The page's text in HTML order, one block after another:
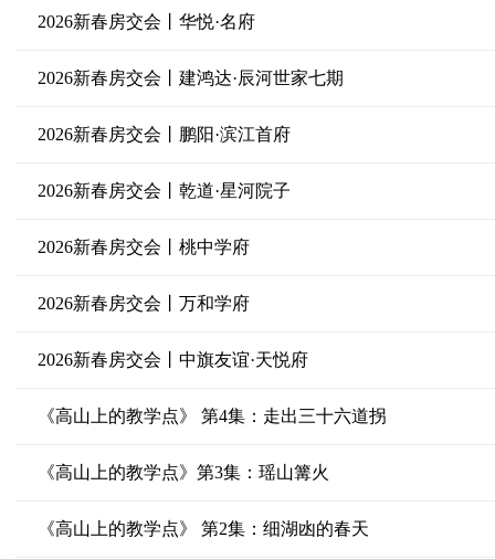
2026新春房交会丨华悦·名府
2026新春房交会丨建鸿达·辰河世家七期
2026新春房交会丨鹏阳·滨江首府
2026新春房交会丨乾道·星河院子
2026新春房交会丨桃中学府
2026新春房交会丨万和学府
2026新春房交会丨中旗友谊·天悦府
《高山上的教学点》 第4集：走出三十六道拐
《高山上的教学点》第3集：瑶山篝火
《高山上的教学点》 第2集：细湖凼的春天